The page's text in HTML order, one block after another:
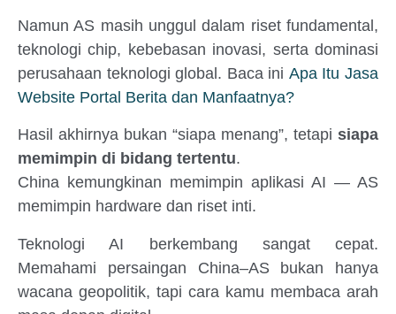
Namun AS masih unggul dalam riset fundamental,
teknologi chip, kebebasan inovasi, serta dominasi
perusahaan teknologi global. Baca ini Apa Itu Jasa
Website Portal Berita dan Manfaatnya?
Hasil akhirnya bukan “siapa menang”, tetapi siapa
memimpin di bidang tertentu.
China kemungkinan memimpin aplikasi AI — AS
memimpin hardware dan riset inti.
Teknologi AI berkembang sangat cepat.
Memahami persaingan China–AS bukan hanya
wacana geopolitik, tapi cara kamu membaca arah